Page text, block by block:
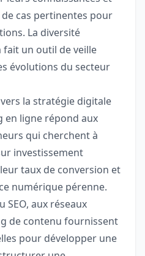
cas pertinentes pour
La diversité
un outil de veille
évolutions du secteur
la stratégie digitale
en ligne répond aux
qui cherchent à
investissement
taux de conversion et
numérique pérenne.
SEO, aux réseaux
de contenu fournissent
pour développer une